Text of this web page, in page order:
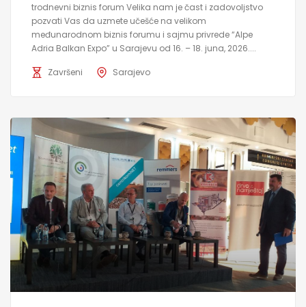
trodnevni biznis forum Velika nam je čast i zadovoljstvo
pozvati Vas da uzmete učešće na velikom
međunarodnom biznis forumu i sajmu privrede “Alpe
Adria Balkan Expo” u Sarajevu od 16. – 18. juna, 2026....
Završeni Sarajevo